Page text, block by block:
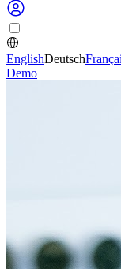
EnglishDeutsch
Demo